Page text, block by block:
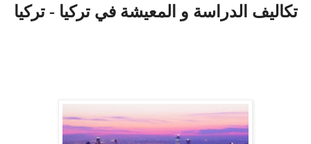
تكاليف الدراسة و المعيشة في تركيا - تركيا